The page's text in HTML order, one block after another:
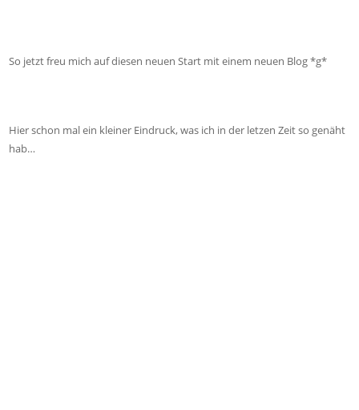
So jetzt freu mich auf diesen neuen Start mit einem neuen Blog *g*
Hier schon mal ein kleiner Eindruck, was ich in der letzen Zeit so genäht
hab…